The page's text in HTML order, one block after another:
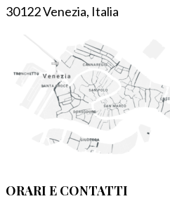
30122 Venezia, Italia
ORARI E CONTATTI